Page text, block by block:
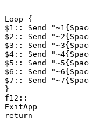
Loop {
$1:: Send
$2:: Send
$3:: Send
$4:: Send
$5:: Send
$6:: Send
$7:: Send
}
f12::
ExitApp
return